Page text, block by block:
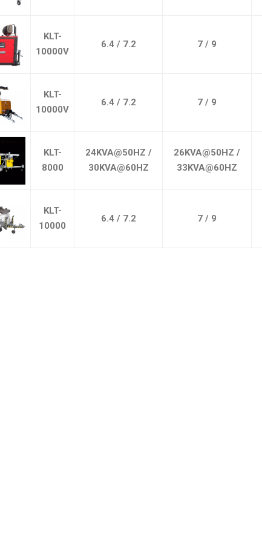
KLT-
10000V
6.4 / 7.2 7 / 9
KLT-
10000V
6.4 / 7.2 7 / 9
KLT-
8000
24KVA@50HZ /
30KVA@60HZ
26KVA@50HZ /
33KVA@60HZ
KLT-
10000
6.4 / 7.2 7 / 9